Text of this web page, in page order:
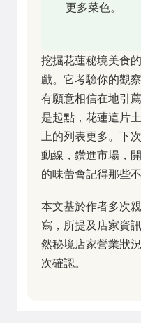
更多菜色。
挖掘花蓮秘境美食
戲。它考驗你的觀
有願意相信在地引
是起點，花蓮這片
上的列表更多。下
動線，鑽進市場，
的味蕾會記得那些
本文基於作者多次
寫，所提及店家資
然秘境店家營業狀
次確認。